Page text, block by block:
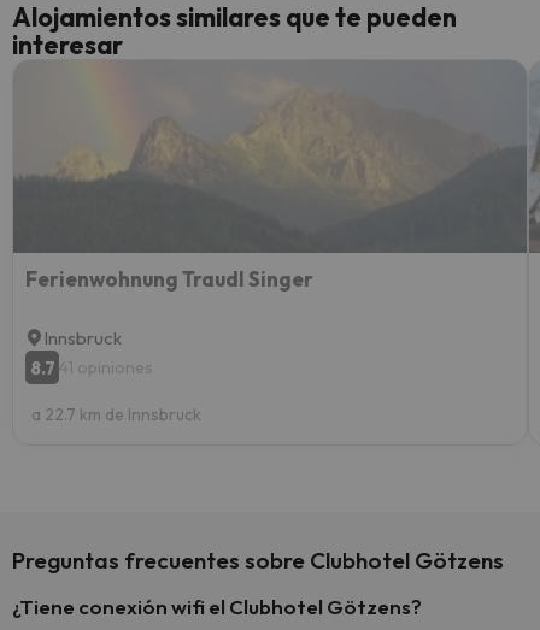
Alojamientos similares que te pueden
interesar
Ferienwohnung Traudl Singer
Innsbruck
8.7 41 opiniones
a 22.7 km de Innsbruck
Preguntas frecuentes sobre Clubhotel Götzens
¿Tiene conexión wifi el Clubhotel Götzens?